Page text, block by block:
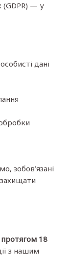
(GDPR) — у
дані
зобов’язані
протягом 18
з нашим